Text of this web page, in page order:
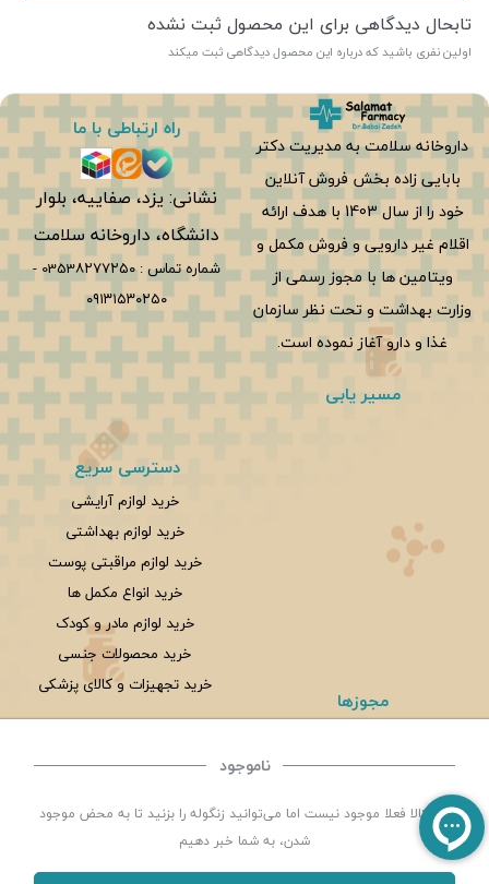
تابحال دیدگاهی برای این محصول ثبت نشده
اولین نفری باشید که درباره این محصول دیدگاهی ثبت میکند
ناموجود
این کالا فعلا موجود نیست اما می‌توانید زنگوله را بزنید تا به محض موجود
شدن، به شما خبر دهیم
داروخانه سلامت به مدیریت دکتر
بابایی زاده بخش فروش آنلاین
خود را از سال 1403 با هدف ارائه
اقلام غیر دارویی و فروش مکمل و
ویتامین ها با مجوز رسمی از
وزارت بهداشت و تحت نظر سازمان
غذا و دارو آغاز نموده است.
راه ارتباطی با ما
نشانی: یزد، صفاییه، بلوار
دانشگاه، داروخانه سلامت
شماره تماس :0353۸۲۷۷۲۵۰ -
۰۹۱۳۱۵۳۰۲۵۰
مسیر یابی
مجوزها
دسترسی سریع
خرید لوازم آرایشی
خرید لوازم بهداشتی
خرید لوازم مراقبتی پوست
خرید انواع مکمل ها
خرید لوازم مادر و کودک
خرید محصولات جنسی
خرید تجهیزات و کالای پزشکی
© تمامی حقوق این سایت متعلق بهداروخانه شبانه روزی سلامت یزد می باشد. | توسعه و کد
نویسی:سپکام سیستم طراحی ،اجرا و سئو:شرکت دیجیتال مارکتینگ سپتا